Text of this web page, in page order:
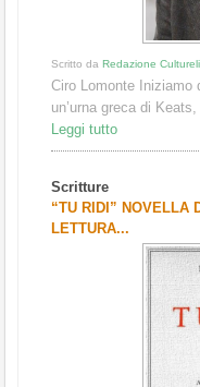
Scritto da Redazione
Ciro Lomonte Iniziamo
un’urna greca di
Leggi tutto
Scritture
“TU RIDI” NOVELLA
LETTURA...